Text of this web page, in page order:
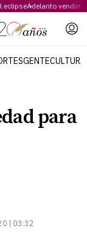
eclipseAdelanto
GENTECULTURA
para
| 03:32